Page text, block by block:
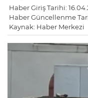
Haber Giriş Tarihi:
Haber Güncellenme
Kaynak: Haber Merkezi